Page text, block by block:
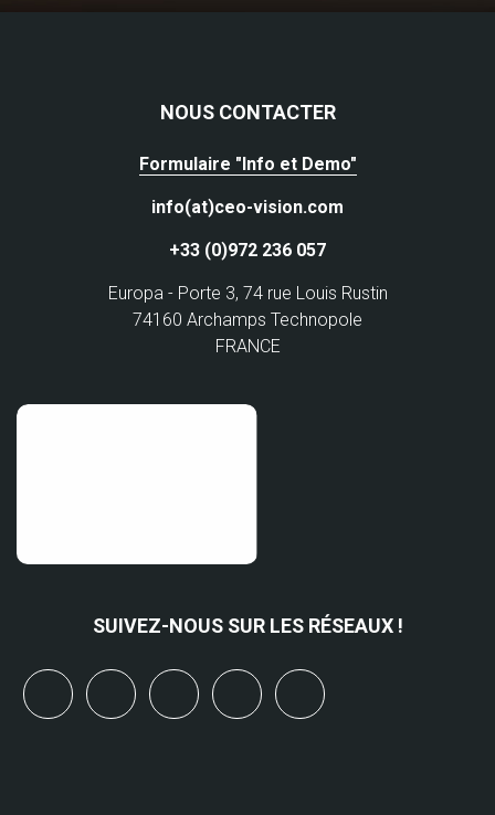
NOUS CONTACTER
Formulaire "Info et Demo"
info(at)ceo-vision.com
+33 (0)972 236 057
Europa - Porte 3, 74 rue Louis Rustin
74160 Archamps Technopole
FRANCE
SUIVEZ-NOUS SUR LES RÉSEAUX !
linkedinyoutubebluesky mastodon